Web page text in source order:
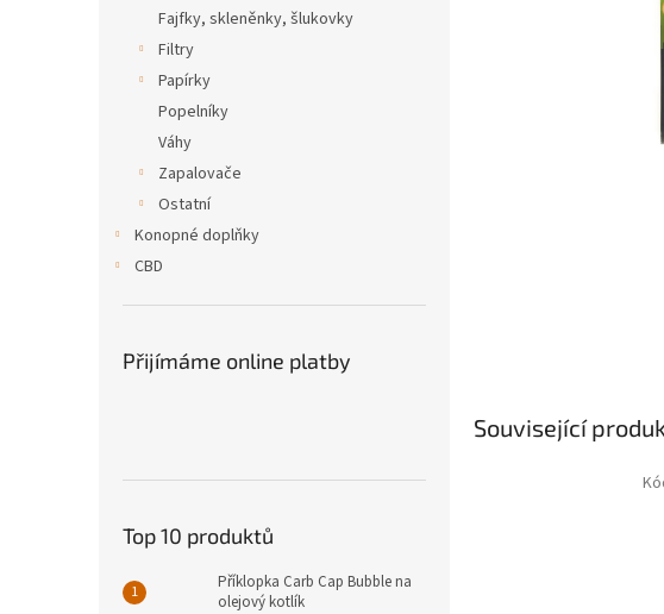
Fajfky, skleněnky, šlukovky
Filtry
Papírky
Popelníky
Váhy
Zapalovače
Ostatní
Konopné doplňky
CBD
Přijímáme online platby
Top 10 produktů
Příklopka Carb Cap Bubble na
olejový kotlík
Související